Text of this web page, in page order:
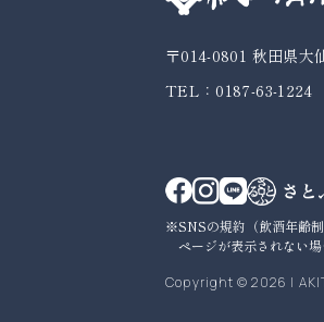
〒014-0801 秋田県大
TEL：0187-63-1224
SNSの規約（飲酒年齢
ページが表示されない場
Copyright © 2026 |